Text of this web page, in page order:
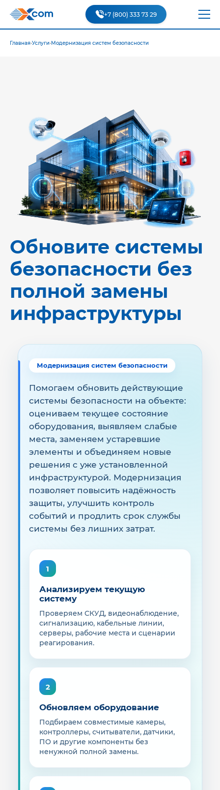
+7 (800) 333 73 29
Главная•Услуги•Модернизация систем безопасности
Обновите системы
безопасности без
полной замены
инфраструктуры
Модернизация систем безопасности
Помогаем обновить действующие
системы безопасности на объекте:
оцениваем текущее состояние
оборудования, выявляем слабые
места, заменяем устаревшие
элементы и объединяем новые
решения с уже установленной
инфраструктурой. Модернизация
позволяет повысить надёжность
защиты, улучшить контроль
событий и продлить срок службы
системы без лишних затрат.
1
Анализируем текущую
систему
Проверяем СКУД, видеонаблюдение,
сигнализацию, кабельные линии,
серверы, рабочие места и сценарии
реагирования.
2
Обновляем оборудование
Подбираем совместимые камеры,
контроллеры, считыватели, датчики,
ПО и другие компоненты без
ненужной полной замены.